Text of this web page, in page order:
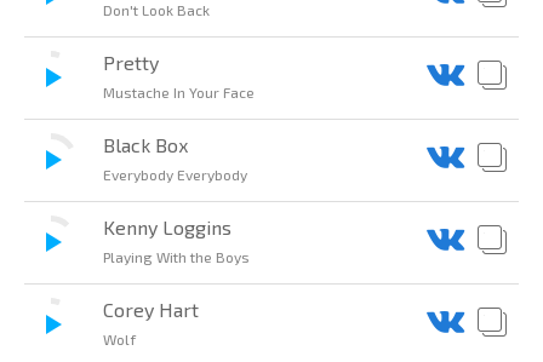
Don't Look Back
Pretty
Mustache In Your Face
Black Box
Everybody Everybody
Kenny Loggins
Playing With the Boys
Corey Hart
Wolf